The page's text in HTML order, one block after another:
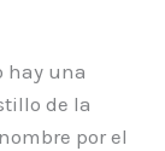
hay una
de la
por el